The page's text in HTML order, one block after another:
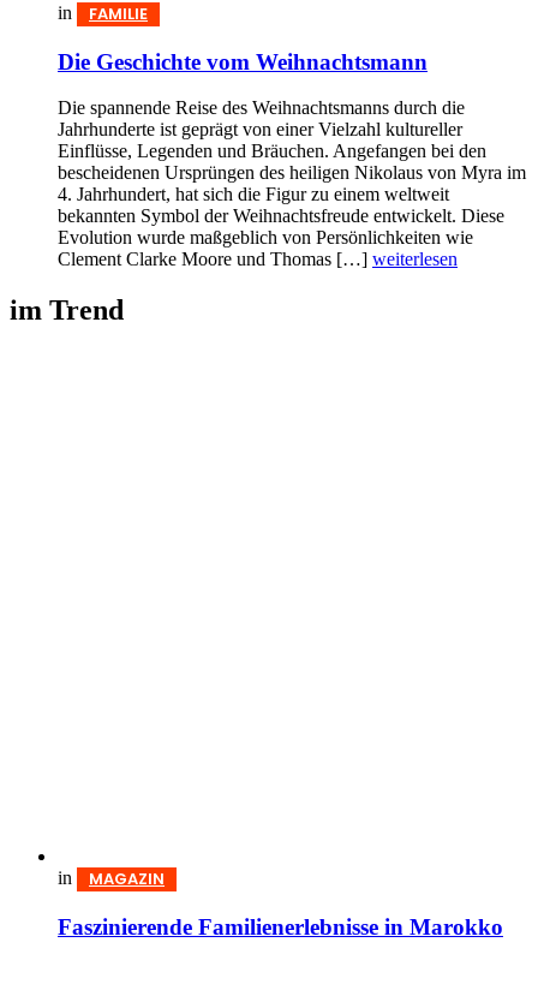
in FAMILIE
Die Geschichte vom Weihnachtsmann
Die spannende Reise des Weihnachtsmanns durch die
Jahrhunderte ist geprägt von einer Vielzahl kultureller
Einflüsse, Legenden und Bräuchen. Angefangen bei den
bescheidenen Ursprüngen des heiligen Nikolaus von Myra im
4. Jahrhundert, hat sich die Figur zu einem weltweit
bekannten Symbol der Weihnachtsfreude entwickelt. Diese
Evolution wurde maßgeblich von Persönlichkeiten wie
Clement Clarke Moore und Thomas […] weiterlesen
im Trend
in MAGAZIN
Faszinierende Familienerlebnisse in Marokko